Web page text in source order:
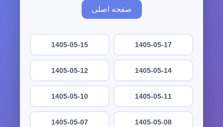
صفحه اصلی
1405-05-17
1405-05-15
1405-05-14
1405-05-12
1405-05-11
1405-05-10
1405-05-08
1405-05-07